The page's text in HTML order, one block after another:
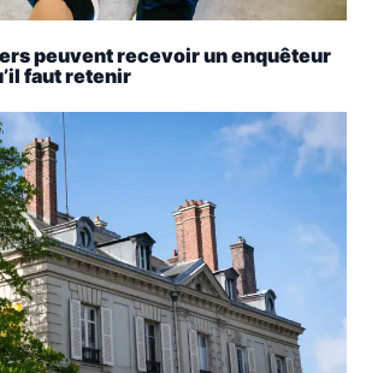
peuvent recevoir un enquêteur
faut retenir